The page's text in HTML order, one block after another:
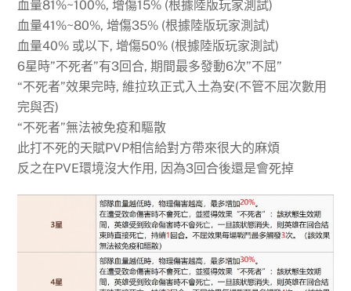
血量81%~100%, 增傷15% (根據陸版玩家測試)
血量41%~80%, 增傷35% (根據陸版玩家測試)
血量40% 或以下, 增傷50% (根據陸版玩家測試)
6星時”不死者”有3回合, 期間最多發動6次”不屈”
“不死者”效果完時, 維拉玖正式入土為安(不管不屈次數用
完與否)
“不死者”無法被免疫和驅散
此打不死的天賦PVP相信給對方帶來很大的麻煩
反之在PVE環境沒大作用, 因為3回合後還是會死掉